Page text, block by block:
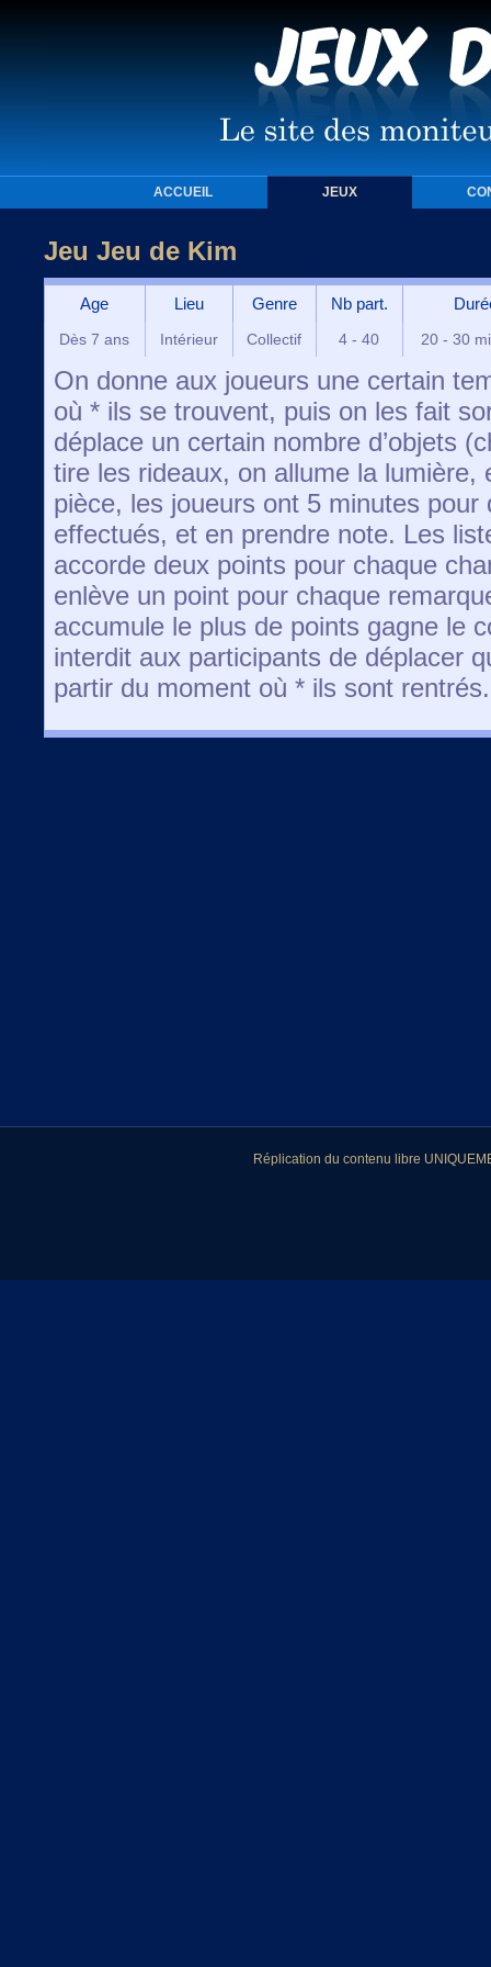
ACCUEIL JEUX
Jeu Jeu de Kim
Age Lieu Genre Nb part.
Dès 7 ans Intérieur Collectif 4 - 40 20 - 30
On donne aux joueurs une certain
où * ils se trouvent, puis on les fait
déplace un certain nombre d’objets
tire les rideaux, on allume la
pièce, les joueurs ont 5 minutes
effectués, et en prendre note. Les
accorde deux points pour chaque
enlève un point pour chaque
accumule le plus de points gagne
interdit aux participants de déplacer
partir du moment où * ils sont rentrés.
Réplication du contenu libre